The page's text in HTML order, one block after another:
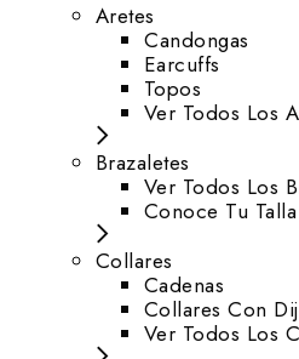
Aretes
⁠Candongas
Earcuffs
Topos
Ver Todos Los
Brazaletes
Ver Todos Los
Conoce Tu
Collares
Cadenas
Collares Con
Ver Todos Los